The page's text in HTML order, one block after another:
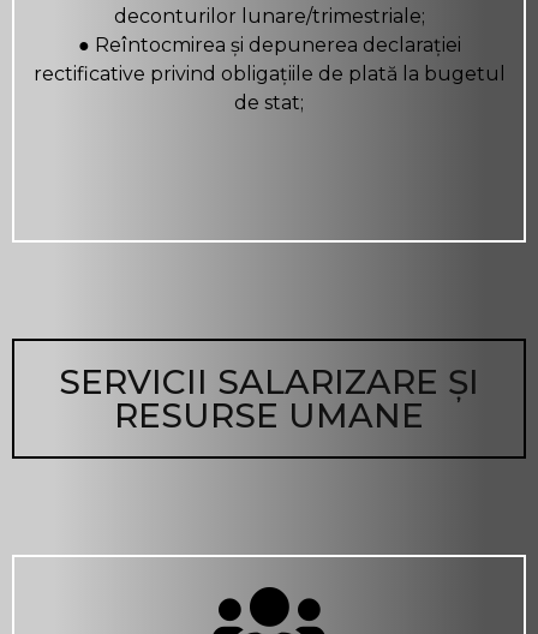
deconturilor lunare/trimestriale;
● Reîntocmirea și depunerea declarației
rectificative privind obligațiile de plată la bugetul
de stat;
SERVICII SALARIZARE ȘI
RESURSE UMANE